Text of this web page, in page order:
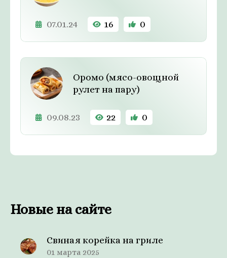
07.01.24 16 0
Оромо (мясо-овощной
рулет на пару)
09.08.23 22 0
Новые на сайте
Свиная корейка на гриле
01 марта 2025